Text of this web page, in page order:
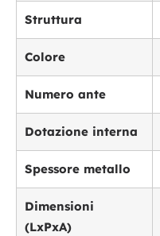
Struttura
Colore
Numero ante
Dotazione interna
Spessore metallo
Dimensioni
(LxPxA)